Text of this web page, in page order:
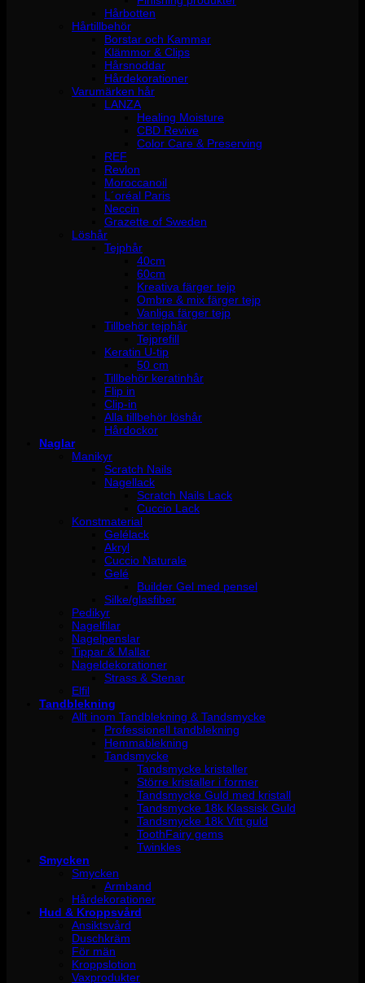
Hårbotten
Hårtillbehör
Borstar och Kammar
Klämmor & Clips
Hårsnoddar
Hårdekorationer
Varumärken hår
LANZA
Healing Moisture
CBD Revive
Color Care & Preserving
REF
Revlon
Moroccanoil
L´oréal Paris
Neccin
Grazette of Sweden
Löshår
Tejphår
40cm
60cm
Kreativa färger tejp
Ombre & mix färger tejp
Vanliga färger tejp
Tillbehör tejphår
Tejprefill
Keratin U-tip
50 cm
Tillbehör keratinhår
Flip in
Clip-in
Alla tillbehör löshår
Hårdockor
Naglar
Manikyr
Scratch Nails
Nagellack
Scratch Nails Lack
Cuccio Lack
Konstmaterial
Gelélack
Akryl
Cuccio Naturale
Gelé
Builder Gel med pensel
Silke/glasfiber
Pedikyr
Nagelfilar
Nagelpenslar
Tippar & Mallar
Nageldekorationer
Strass & Stenar
Elfil
Tandblekning
Allt inom Tandblekning & Tandsmycke
Professionell tandblekning
Hemmablekning
Tandsmycke
Tandsmycke kristaller
Större kristaller i former
Tandsmycke Guld med kristall
Tandsmycke 18k Klassisk Guld
Tandsmycke 18k Vitt guld
ToothFairy gems
Twinkles
Smycken
Smycken
Armband
Hårdekorationer
Hud & Kroppsvård
Ansiktsvård
Duschkräm
För män
Kroppslotion
Vaxprodukter